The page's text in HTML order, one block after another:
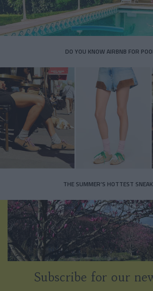
DO YOU KNOW AIRBNB FOR
THE SUMMER’S HOTTEST
Subscribe for our